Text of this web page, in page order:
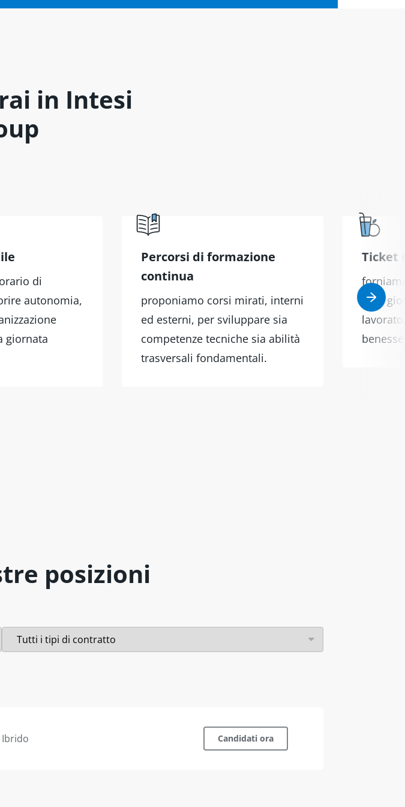
in Intesi
di
autonomia,
giornata
Percorsi di formazione
continua
proponiamo corsi mirati, interni
ed esterni, per sviluppare sia
competenze tecniche sia abilità
trasversali fondamentali.
Ticket
ogni
posizioni
Ibrido Candidati ora